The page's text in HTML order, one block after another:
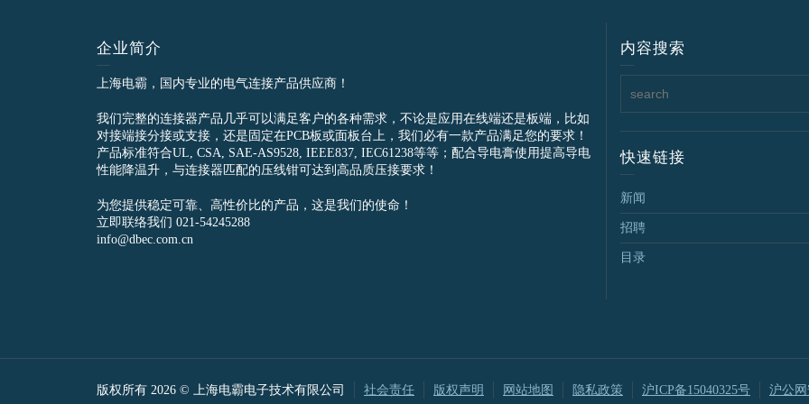
企业简介
上海电霸，国内专业的电气连接产品供应商！
我们完整的连接器产品几乎可以满足客户的各种需求，不论是应用在线端还是板端，比如
对接端接分接或支接，还是固定在PCB板或面板台上，我们必有一款产品满足您的要求！
产品标准符合UL, CSA, SAE-AS9528, IEEE837, IEC61238等等；配合导电膏使用提高导电
性能降温升，与连接器匹配的压线钳可达到高品质压接要求！
为您提供稳定可靠、高性价比的产品，这是我们的使命！
立即联络我们 021-54245288
info@dbec.com.cn
内容搜索
快速链接
新闻
招聘
目录
版权所有 2026 © 上海电霸电子技术有限公司 社会责任 版权声明 网站地图 隐私政策 沪ICP备15040325号 沪公网